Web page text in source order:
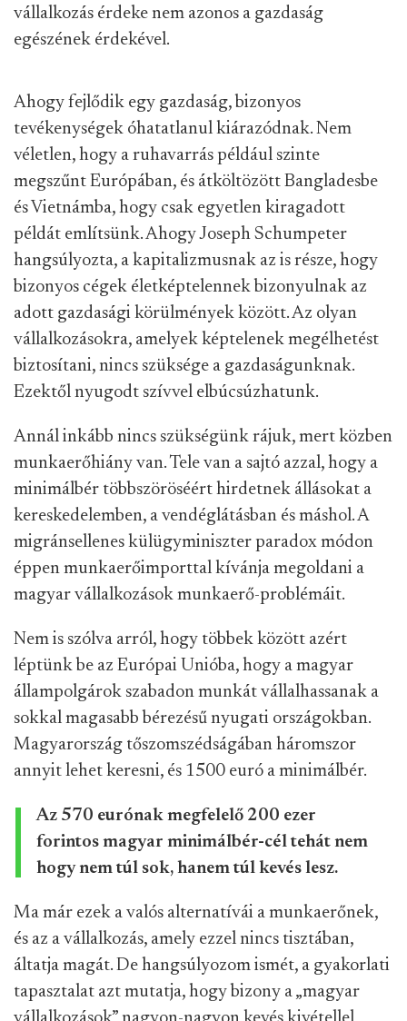
vállalkozás érdeke nem azonos a gazdaság
egészének érdekével.
Ahogy fejlődik egy gazdaság, bizonyos
tevékenységek óhatatlanul kiárazódnak. Nem
véletlen, hogy a ruhavarrás például szinte
megszűnt Európában, és átköltözött Bangladesbe
és Vietnámba, hogy csak egyetlen kiragadott
példát említsünk. Ahogy Joseph Schumpeter
hangsúlyozta, a kapitalizmusnak az is része, hogy
bizonyos cégek életképtelennek bizonyulnak az
adott gazdasági körülmények között. Az olyan
vállalkozásokra, amelyek képtelenek megélhetést
biztosítani, nincs szüksége a gazdaságunknak.
Ezektől nyugodt szívvel elbúcsúzhatunk.
Annál inkább nincs szükségünk rájuk, mert közben
munkaerőhiány van. Tele van a sajtó azzal, hogy a
minimálbér többszöröséért hirdetnek állásokat a
kereskedelemben, a vendéglátásban és máshol. A
migránsellenes külügyminiszter paradox módon
éppen munkaerőimporttal kívánja megoldani a
magyar vállalkozások munkaerő-problémáit.
Nem is szólva arról, hogy többek között azért
léptünk be az Európai Unióba, hogy a magyar
állampolgárok szabadon munkát vállalhassanak a
sokkal magasabb bérezésű nyugati országokban.
Magyarország tőszomszédságában háromszor
annyit lehet keresni, és 1500 euró a minimálbér.
Az 570 eurónak megfelelő 200 ezer
forintos magyar minimálbér-cél tehát nem
hogy nem túl sok, hanem túl kevés lesz.
Ma már ezek a valós alternatívái a munkaerőnek,
és az a vállalkozás, amely ezzel nincs tisztában,
áltatja magát. De hangsúlyozom ismét, a gyakorlati
tapasztalat azt mutatja, hogy bizony a „magyar